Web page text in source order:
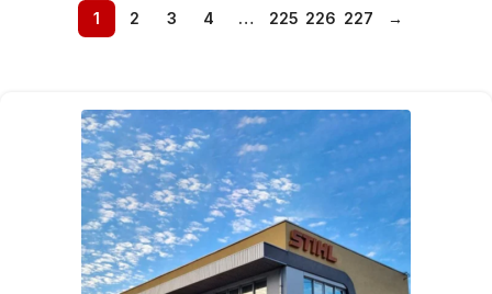
1 2 3 4 … 225 226 227 →